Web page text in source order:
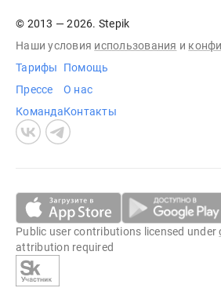
© 2013 — 2026. Stepik
Наши условия использования и
Тарифы
Прессе
Команда
Помощь
О нас
Контакты
Public user contributions licensed under
attribution required